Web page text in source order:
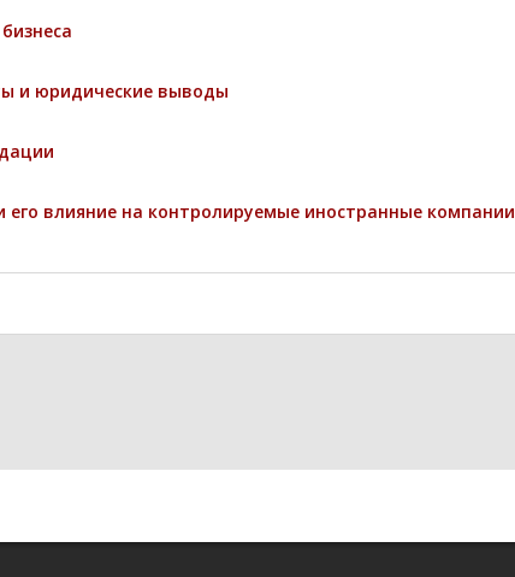
и юридические выводы
влияние на контролируемые иностранные